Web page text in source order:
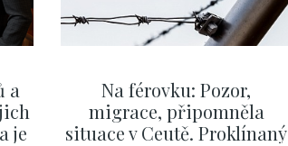
a
je
Na férovku: Pozor,
migrace, připomněla
situace v Ceutě. Proklínaný